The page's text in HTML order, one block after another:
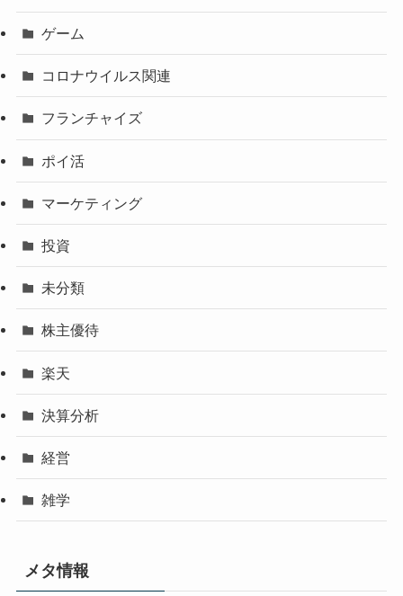
ゲーム
コロナウイルス関連
フランチャイズ
ポイ活
マーケティング
投資
未分類
株主優待
楽天
決算分析
経営
雑学
メタ情報